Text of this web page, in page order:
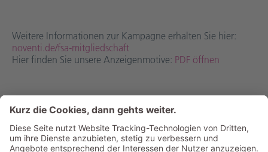
Weitere Informationen zur Kampagne erhalten Sie hier:
noventi.de/fsa-mitgliedschaft
Hier finden Sie unsere Anzeigenmotive: PDF öffnen